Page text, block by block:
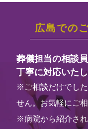
広島での
葬儀担当の相談
丁寧に対応いたし
※ご相談だけでし
せん。お気軽にご相
※病院から紹介さ